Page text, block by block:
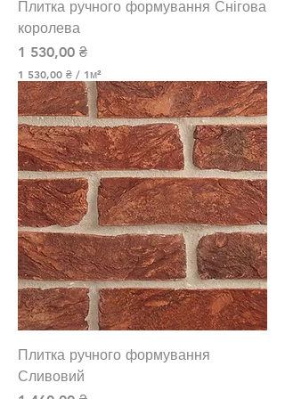
т
н
й
е
т
р
Плитка ручного формування Снігова
королева
Ціна
1 530,00 ₴
1 530,00 ₴ / 1м²
1
5
3
0
,
0
0
₴
з
а
1
К
в
а
д
р
т
н
Плитка ручного формування
Сливовий